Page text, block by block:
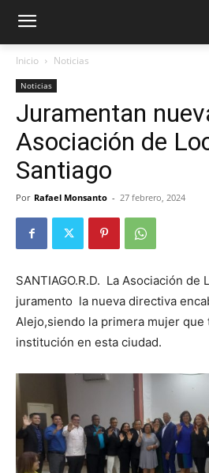
Inicio Noticias
Noticias
Juramentan
Asociación de
Santiago
Por Rafael Monsanto - 27 febrero, 2024
SANTIAGO.R.D. La Asociación de
juramento la nueva directiva
Alejo,siendo la primera mujer que
institución en esta ciudad.